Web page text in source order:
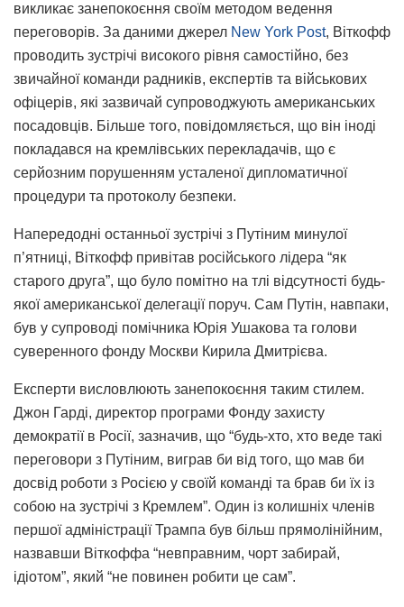
викликає занепокоєння своїм методом ведення
переговорів. За даними джерел New York Post, Віткофф
проводить зустрічі високого рівня самостійно, без
звичайної команди радників, експертів та військових
офіцерів, які зазвичай супроводжують американських
посадовців. Більше того, повідомляється, що він іноді
покладався на кремлівських перекладачів, що є
серйозним порушенням усталеної дипломатичної
процедури та протоколу безпеки.
Напередодні останньої зустрічі з Путіним минулої
п’ятниці, Віткофф привітав російського лідера “як
старого друга”, що було помітно на тлі відсутності будь-
якої американської делегації поруч. Сам Путін, навпаки,
був у супроводі помічника Юрія Ушакова та голови
суверенного фонду Москви Кирила Дмитрієва.
Експерти висловлюють занепокоєння таким стилем.
Джон Гарді, директор програми Фонду захисту
демократії в Росії, зазначив, що “будь-хто, хто веде такі
переговори з Путіним, виграв би від того, що мав би
досвід роботи з Росією у своїй команді та брав би їх із
собою на зустрічі з Кремлем”. Один із колишніх членів
першої адміністрації Трампа був більш прямолінійним,
назвавши Віткоффа “невправним, чорт забирай,
ідіотом”, який “не повинен робити це сам”.